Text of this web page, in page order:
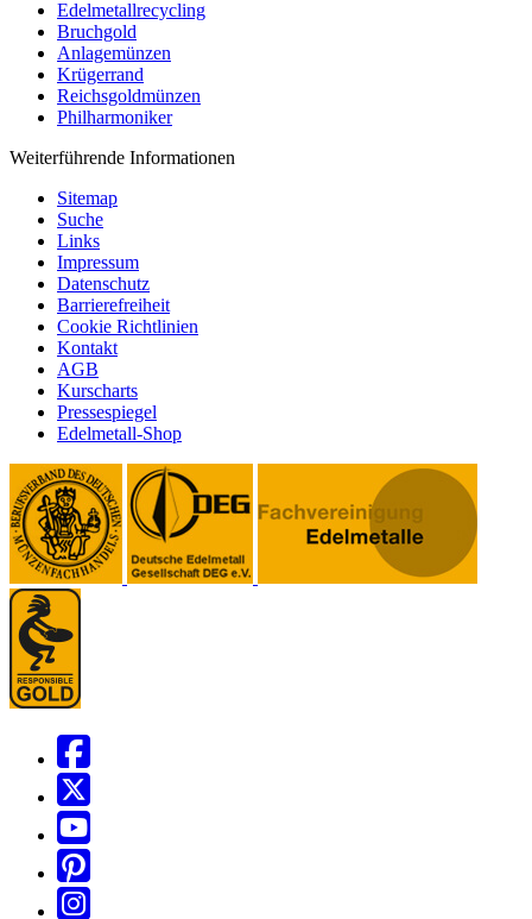
Edelmetallrecycling
Bruchgold
Anlagemünzen
Krügerrand
Reichsgoldmünzen
Philharmoniker
Weiterführende Informationen
Sitemap
Suche
Links
Impressum
Datenschutz
Barrierefreiheit
Cookie Richtlinien
Kontakt
AGB
Kurscharts
Pressespiegel
Edelmetall-Shop